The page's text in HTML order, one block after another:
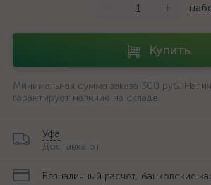
+
Купить
Минимальная сумма заказа 300 руб.
гарантирует наличие на складе.
Уфа
Доставка от
Безналичный расчет, банковские